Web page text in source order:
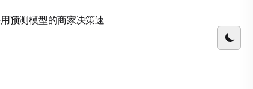
预测模型的商家决策速